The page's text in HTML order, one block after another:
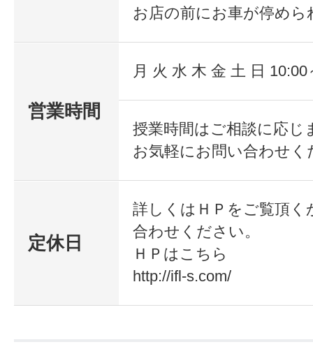
お店の前にお車が停めら
営業時間
月 火 水 木 金 土 日 10:00
授業時間はご相談に応じ
お気軽にお問い合わせく
定休日
詳しくはＨＰをご覧頂く
合わせください。
ＨＰはこちら
http://ifl-s.com/